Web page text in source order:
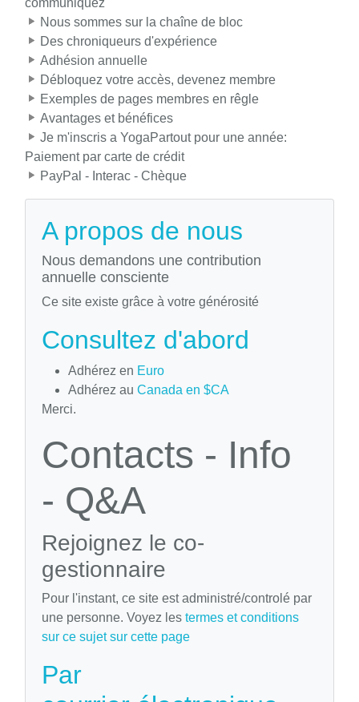
communiquez
Nous sommes sur la chaîne de bloc
Des chroniqueurs d'expérience
Adhésion annuelle
Débloquez votre accès, devenez membre
Exemples de pages membres en rêgle
Avantages et bénéfices
Je m'inscris a YogaPartout pour une année:
Paiement par carte de crédit
PayPal - Interac - Chèque
A propos de nous
Nous demandons une contribution
annuelle consciente
Ce site existe grâce à votre générosité
Consultez d'abord
Adhérez en Euro
Adhérez au Canada en $CA
Merci.
Contacts - Info
- Q&A
Rejoignez le co-
gestionnaire
Pour l'instant, ce site est administré/controlé par
une personne. Voyez les termes et conditions
sur ce sujet sur cette page
Par